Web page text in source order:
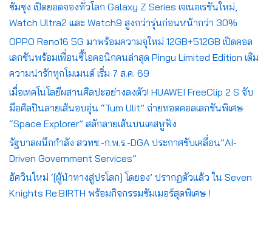
ซัมซุง เปิดยอดจองทั่วโลก Galaxy Z Series เจเนอเรชันใหม่,
Watch Ultra2 และ Watch9 สูงกว่ารุ่นก่อนหน้ากว่า 30%
OPPO Reno16 5G มาพร้อมความจุใหม่ 12GB+512GB เปิดคอล
เลกชันพร้อมเพื่อนซี้ไอคอนิกคนล่าสุด Pingu Limited Edition เติม
ความน่ารักทุกโมเมนต์ เริ่ม 7 ส.ค. 69
เมื่อเทคโนโลยีผสานศิลปะอย่างลงตัว! HUAWEI FreeClip 2 S จับ
มือศิลปินลายเส้นอบอุ่น “Tum Ulit” ถ่ายทอดคอลเลกชันพิเศษ
“Space Explorer” สลักลายเส้นบนเคสหูฟัง
รัฐบาลผนึกกำลัง สวทช.-ก.พ.ร.-DGA ประกาศขับเคลื่อน”AI-
Driven Government Services”
อัศวินใหม่ ‘[ผู้นำทางสู่ปรโลก] โดยอง’ ปรากฏตัวแล้ว ใน Seven
Knights Re:BIRTH พร้อมกิจกรรมซัมเมอร์สุดพิเศษ !